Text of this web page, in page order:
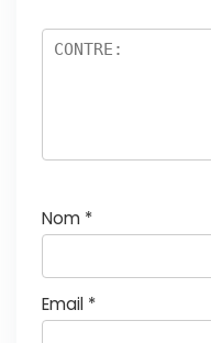
Nom *
Email *